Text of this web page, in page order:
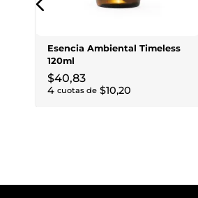
Esencia Ambiental Timeless
120ml
$40,83
4 cuotas de $10,20